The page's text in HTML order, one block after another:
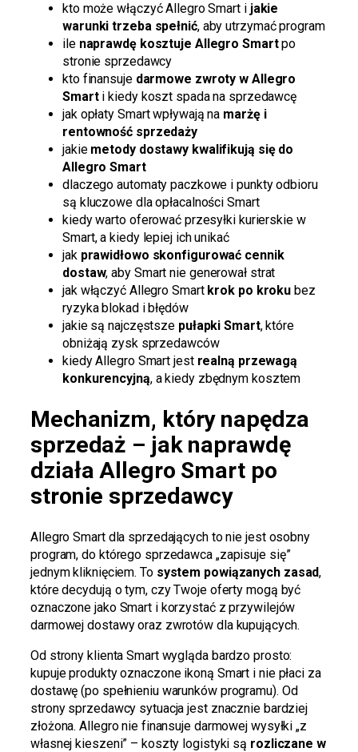
kto może włączyć Allegro Smart i jakie
warunki trzeba spełnić, aby utrzymać program
ile naprawdę kosztuje Allegro Smartpo
stronie sprzedawcy
kto finansuje darmowe zwroty w Allegro
Smarti kiedy koszt spada na sprzedawcę
jak opłaty Smart wpływają na marżę i
rentowność sprzedaży
jakie metody dostawy kwalifikują się do
Allegro Smart
dlaczego automaty paczkowe i punkty odbioru
są kluczowe dla opłacalności Smart
kiedy warto oferować przesyłki kurierskie w
Smart, a kiedy lepiej ich unikać
jak prawidłowo skonfigurować cennik
dostaw, aby Smart nie generował strat
jak włączyć Allegro Smart krok po kroku bez
ryzyka blokad i błędów
jakie są najczęstsze pułapki Smart, które
obniżają zysk sprzedawców
kiedy Allegro Smart jest realną przewagą
konkurencyjną, a kiedy zbędnym kosztem
Mechanizm, który napędza
sprzedaż – jak naprawdę
działa Allegro Smart po
stronie sprzedawcy
Allegro Smart dla sprzedających to nie jest osobny
program, do którego sprzedawca „zapisuje się”
jednym kliknięciem. To system powiązanych zasad,
które decydują o tym, czy Twoje oferty mogą być
oznaczone jako Smart i korzystać z przywilejów
darmowej dostawy oraz zwrotów dla kupujących.
Od strony klienta Smart wygląda bardzo prosto:
kupuje produkty oznaczone ikoną Smart i nie płaci za
dostawę (po spełnieniu warunków programu). Od
strony sprzedawcy sytuacja jest znacznie bardziej
złożona. Allegro nie finansuje darmowej wysyłki „z
własnej kieszeni” – koszty logistyki są rozliczane w